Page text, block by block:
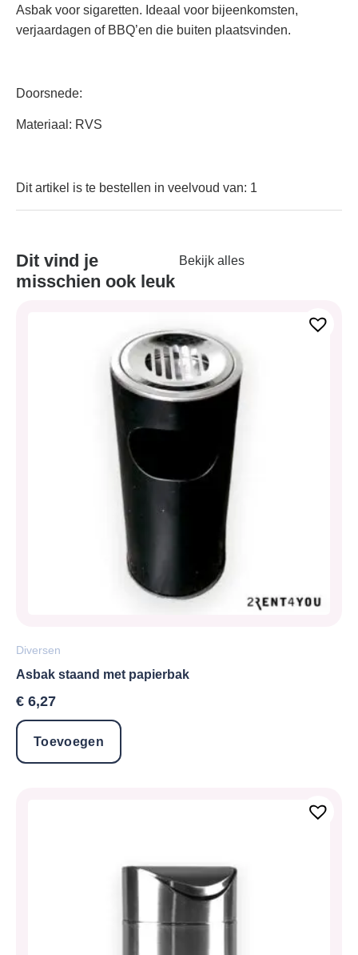
Asbak voor sigaretten. Ideaal voor bijeenkomsten,
verjaardagen of BBQ’en die buiten plaatsvinden.
Doorsnede:
Materiaal: RVS
Dit artikel is te bestellen in veelvoud van: 1
Dit vind je
misschien ook leuk
Bekijk alles
Diversen
Asbak staand met papierbak
€ 6,27
Toevoegen